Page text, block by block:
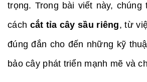
trọng. Trong bài viết này,
cách cắt tỉa cây sầu riêng, từ
đúng đắn cho đến những kỹ
bảo cây phát triển mạnh mẽ và